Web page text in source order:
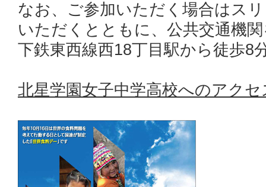
なお、ご参加いただく場合はス
いただくとともに、公共交通機
下鉄東西線西18丁目駅から徒歩8
北星学園女子中学高校へのアクセ